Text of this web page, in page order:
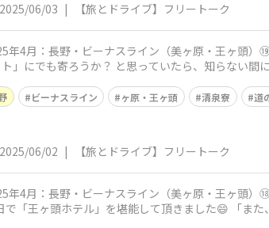
2025/06/03 | 【旅とドライブ】フリートーク
ビーナスライン（美ヶ原・王ヶ頭）⑲清泉寮 諏訪ICから中央道に乗って、小淵沢
ト」にでも寄ろうか？ と思っていたら、知らない
ビーナスライン ヶ原・王ヶ頭 清泉寮 道
2025/06/02 | 【旅とドライブ】フリートーク
野・ビーナスライン（美ヶ原・王ヶ頭）⑱諏訪そば打ち道場 絶景のドラ
「王ヶ頭ホテル」を堪能して頂きました😄 「ま